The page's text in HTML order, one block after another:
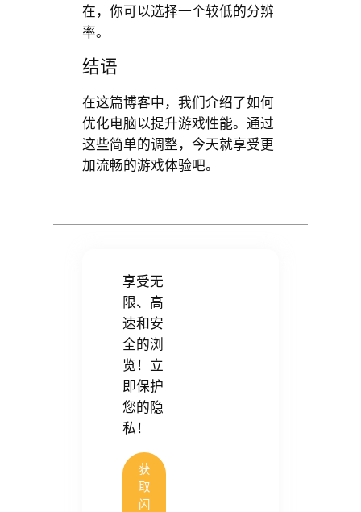
在，你可以选择一个较低的分辨
率。
结语
在这篇博客中，我们介绍了如何
优化电脑以提升游戏性能。通过
这些简单的调整，今天就享受更
加流畅的游戏体验吧。
享受无
限、高
速和安
全的浏
览！立
即保护
您的隐
私！
获
取
闪